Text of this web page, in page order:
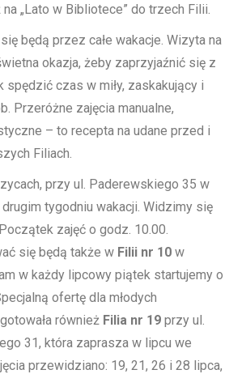
„Lato w Bibliotece” do trzech Filii.
będą przez całe wakacje. Wizyta na
okazja, żeby zaprzyjaźnić się z
spędzić czas w miły, zaskakujący i
Przeróżne zajęcia manualne,
– to recepta na udane przed i
Filiach.
przy ul. Paderewskiego 35 w
tygodniu wakacji. Widzimy się
zajęć o godz. 10.00.
się będą także w Filii nr 10 w
w każdy lipcowy piątek startujemy o
ofertę dla młodych
również Filia nr 19 przy ul.
31, która zaprasza w lipcu we
przewidziano: 19, 21, 26 i 28 lipca,